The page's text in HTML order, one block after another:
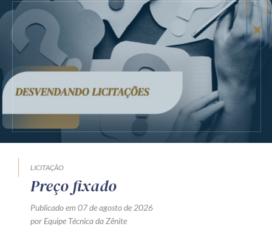
LICITAÇÃO
Preço fixado
Publicado em 07 de agosto de 2026
por Equipe Técnica da Zênite